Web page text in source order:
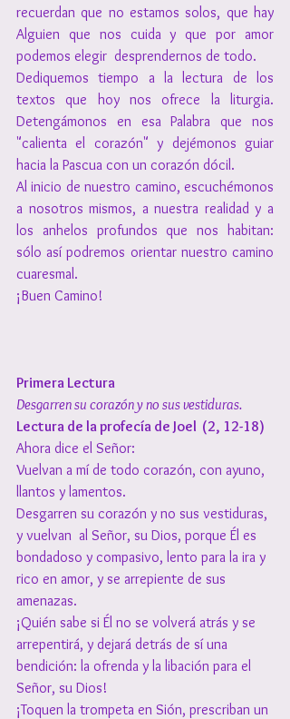
recuerdan que no estamos solos, que hay
Alguien que nos cuida y que por amor
podemos elegir  desprendernos de todo.
Dediquemos tiempo a la lectura de los
textos que hoy nos ofrece la liturgia.
Detengámonos en esa Palabra que nos
"calienta el corazón" y dejémonos guiar
hacia la Pascua con un corazón dócil.
Al inicio de nuestro camino, escuchémonos
a nosotros mismos, a nuestra realidad y a
los anhelos profundos que nos habitan:
sólo así podremos orientar nuestro camino
cuaresmal.
¡Buen Camino!
Primera Lectura
Desgarren su corazón y no sus vestiduras.
Lectura de la profecía de Joel  (2, 12-18)
Ahora dice el Señor:
Vuelvan a mí de todo corazón, con ayuno,
llantos y lamentos.
Desgarren su corazón y no sus vestiduras,
y vuelvan  al Señor, su Dios, porque Él es
bondadoso y compasivo, lento para la ira y
rico en amor, y se arrepiente de sus
amenazas.
¡Quién sabe si Él no se volverá atrás y se
arrepentirá, y dejará detrás de sí una
bendición: la ofrenda y la libación para el
Señor, su Dios!
¡Toquen la trompeta en Sión, prescriban un